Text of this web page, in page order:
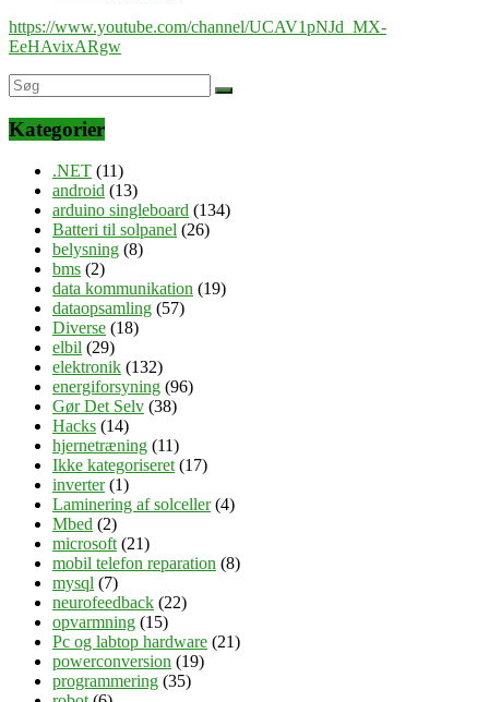
https://www.youtube.com/channel/UCAV1pNJd_MX-
EeHAvixARgw
Kategorier
.NET (11)
android (13)
arduino singleboard (134)
Batteri til solpanel (26)
belysning (8)
bms (2)
data kommunikation (19)
dataopsamling (57)
Diverse (18)
elbil (29)
elektronik (132)
energiforsyning (96)
Gør Det Selv (38)
Hacks (14)
hjernetræning (11)
Ikke kategoriseret(17)
inverter(1)
Laminering af solceller(4)
Mbed (2)
microsoft(21)
mobil telefon reparation (8)
mysql (7)
neurofeedback (22)
opvarmning (15)
Pc og labtop hardware (21)
powerconversion (19)
programmering (35)